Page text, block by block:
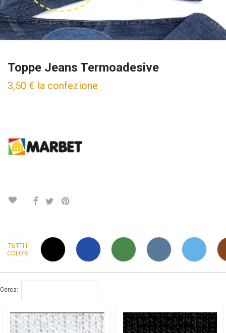
Toppe Jeans Termoadesive
3,50 € la confezione
TUTTI I
COLORI
Cerca: